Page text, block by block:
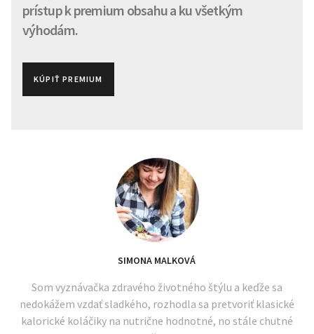
prístup k premium obsahu a ku všetkým
výhodám.
KÚPIŤ PREMIUM
SIMONA MALKOVÁ
Som vyznávačka zdravého životného štýlu a keďže sa
nedokážem vzdať sladkého, rozhodla sa pretvoriť klasické
kalorické koláčiky na nutrične hodnotné, no stále chutné